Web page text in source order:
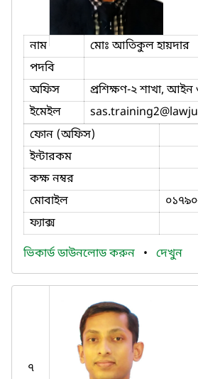
নাম
মোঃ আতিকুল হায়দার
পদবি
অফিস
প্রশিক্ষণ-২ শাখা, আইন
ইমেইল
sas.training2
ফোন (অফিস)
ইন্টারকম
কক্ষ নম্বর
মোবাইল
ফ্যাক্স
ভিকার্ড ডাউনলোড করুন • দেখুন
৭